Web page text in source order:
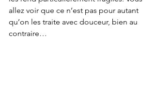
allez voir que ce n’est pas pour autant
qu’on les traite avec douceur, bien au
contraire…